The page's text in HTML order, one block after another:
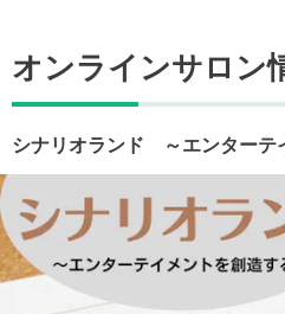
オンラインサロン
シナリオランド ～エンターテ